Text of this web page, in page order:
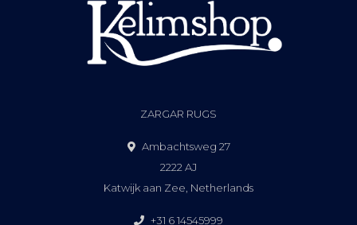
ZARGAR RUGS
Ambachtsweg 27
2222 AJ
Katwijk aan Zee, Netherlands
+31 6 14545999